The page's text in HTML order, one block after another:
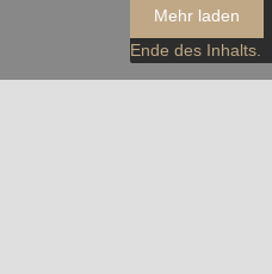
Mehr laden
Ende des Inhalts.